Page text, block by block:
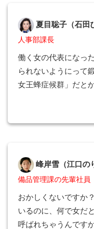
夏目聡子（石田
人事部課長
働く女の代表になっ
られないようにって
女王蜂症候群」だと
峰岸雪（江口の
備品管理課の先輩社員
おかしくないですか
いるのに、何で女だ
呼ばれちゃうんですか